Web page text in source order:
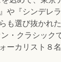
『シンデレ
も選び抜かれ
・クラシッ
カリスト８